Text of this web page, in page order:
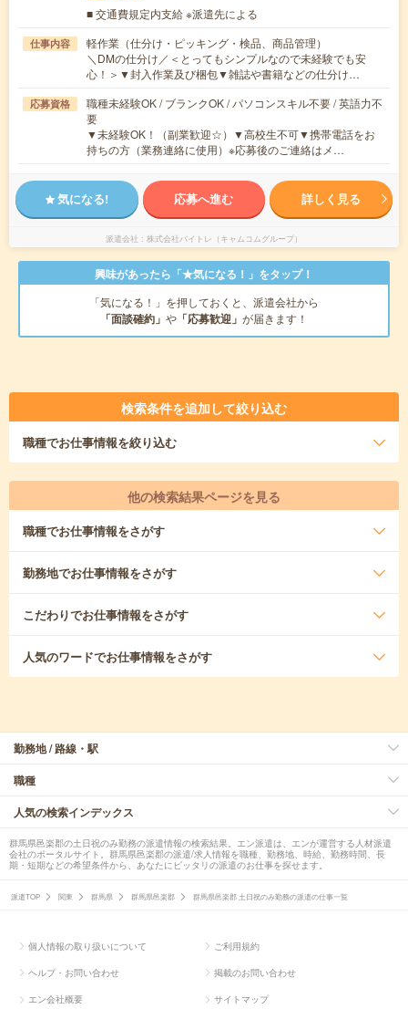
■ 交通費規定内支給 ※派遣先による
仕事内容
軽作業（仕分け・ピッキング・検品、商品管理）
＼DMの仕分け／＜とってもシンプルなので未経験でも安
心！＞▼封入作業及び梱包▼雑誌や書籍などの仕分け…
応募資格
職種未経験OK / ブランクOK / パソコンスキル不要 / 英語力不
要
▼未経験OK！（副業歓迎☆）▼高校生不可▼携帯電話をお
持ちの方（業務連絡に使用）※応募後のご連絡はメ…
気になる! 応募へ進む 詳しく見る
派遣会社 株式会社バイトレ（キャムコムグループ）
興味があったら「★気になる！」をタップ！
「気になる！」を押しておくと、派遣会社から
「面談確約」 や 「応募歓迎」 が届きます！
検索条件を追加して絞り込む
職種でお仕事情報を絞り込む
他の検索結果ページを見る
職種でお仕事情報をさがす
勤務地でお仕事情報をさがす
こだわりでお仕事情報をさがす
人気のワードでお仕事情報をさがす
勤務地 / 路線・駅
職種
人気の検索インデックス
群馬県邑楽郡の土日祝のみ勤務の派遣情報の検索結果。エン派遣は、エンが運営する人材派遣
会社のポータルサイト。群馬県邑楽郡の派遣/求人情報を職種、勤務地、時給、勤務時間、長
期・短期などの希望条件から、あなたにピッタリの派遣のお仕事を探せます。
派遣TOP 関東 群馬県 群馬県邑楽郡 群馬県邑楽郡 土日祝のみ勤務の派遣の仕事一覧
個人情報の取り扱いについて ご利用規約
ヘルプ・お問い合わせ 掲載のお問い合わせ
エン会社概要 サイトマップ